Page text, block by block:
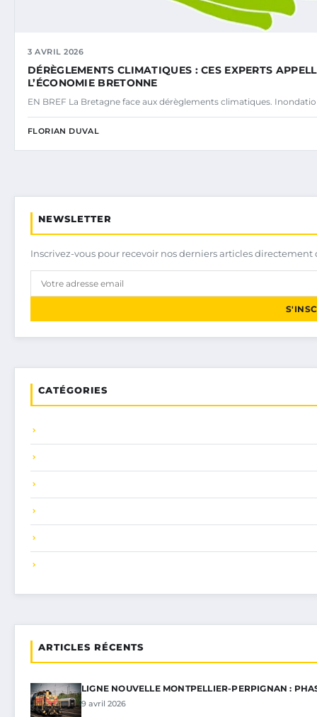
3 AVRIL 2026
DÉRÈGLEMENTS CLIMATIQUES : CES EXPERTS
L’ÉCONOMIE BRETONNE
EN BREF La Bretagne face aux dérèglements climatiques.
FLORIAN DUVAL
NEWSLETTER
Inscrivez-vous pour recevoir nos derniers articles
CATÉGORIES
ARTICLES RÉCENTS
LIGNE NOUVELLE MONTPELLIER-PERPIGNAN :
9 avril 2026